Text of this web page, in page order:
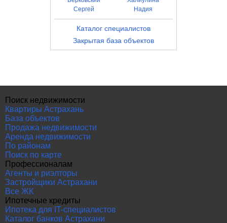
Сергей
Надия
Каталог специалистов
Закрытая база объектов
Поиск недвижимости
Квартиры Астрахань
База объектов
Продажа недвижимости
Аренда недвижимости
По районам
Поиск по карте
Профессионалам
Агенты и риэлторы
Застройщики Астрахани
Все ЖК
Ипотечные кредиты
Ипотека для IT-специалистов
Каталог банков Астрахани